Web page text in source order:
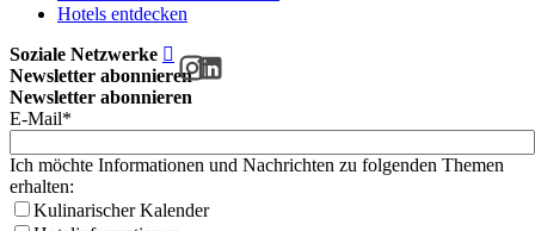
Hotels entdecken
Soziale Netzwerke
Newsletter abonnieren
Newsletter abonnieren
E-Mail*
Ich möchte Informationen und Nachrichten zu folgenden Themen
erhalten:
Kulinarischer Kalender